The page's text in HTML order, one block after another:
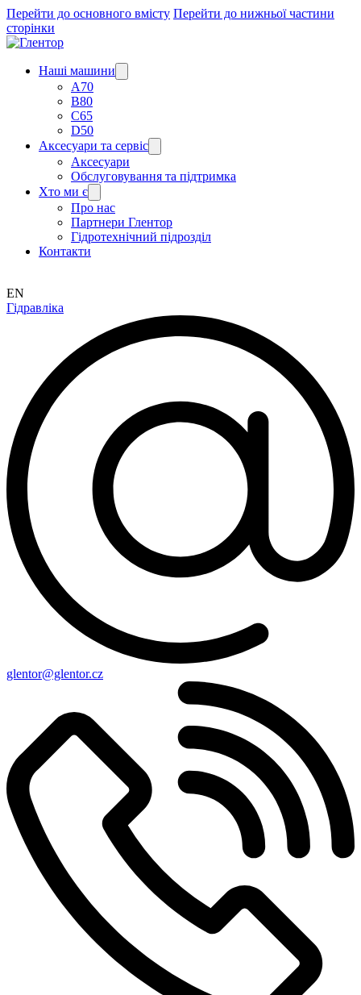
Перейти до основного вмісту Перейти до нижньої частини
сторінки
Наші машини
A70
B80
C65
D50
Аксесуари та сервіс
Аксесуари
Обслуговування та підтримка
Хто ми є
Про нас
Партнери Глентор
Гідротехнічний підрозділ
Контакти
EN
Гідравліка
glentor@glentor.cz